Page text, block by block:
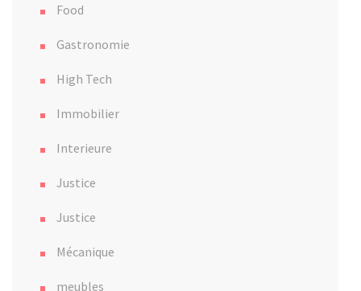
Food
Gastronomie
High Tech
Immobilier
Interieure
Justice
Justice
Mécanique
meubles